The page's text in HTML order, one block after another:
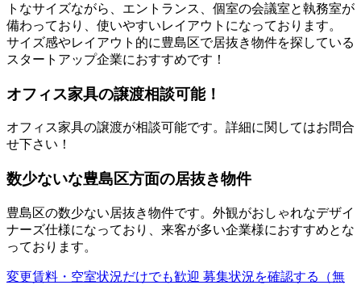
トなサイズながら、エントランス、個室の会議室と執務室が
備わっており、使いやすいレイアウトになっております。
サイズ感やレイアウト的に豊島区で居抜き物件を探している
スタートアップ企業におすすめです！
オフィス家具の譲渡相談可能！
オフィス家具の譲渡が相談可能です。詳細に関してはお問合
せ下さい！
数少ないな豊島区方面の居抜き物件
豊島区の数少ない居抜き物件です。外観がおしゃれなデザイ
ナーズ仕様になっており、来客が多い企業様におすすめとな
っております。
変更賃料・空室状況だけでも歓迎 募集状況を確認する（無